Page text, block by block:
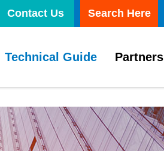
Search Here
Contact Us
Technical Guide Partners